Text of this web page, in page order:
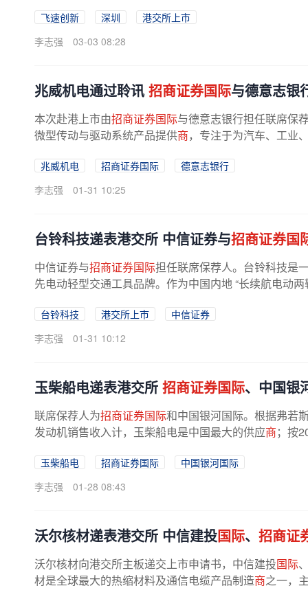
飞速创新 深圳
港交所上市
李志强
03-03 08:28
兆威机电通过聆讯招商证券国际与德意志银
本次赴港上市由招商证券国际与德意志银行担任联席保
微型传动与驱动系统产品提供商，专注于为汽车、工业
兆威机电 招商证券国际
德意志银行
李志强
01-31 10:25
台铃科技递表港交所 中信证券与招商证券国
中信证券与招商证券国际担任联席保荐人。台铃科技是
先电动轻型交通工具品牌。作为中国内地 “长续航电动
台铃科技 港交所上市
中信证券
李志强
01-31 10:12
玉柴船电递表港交所 招商证券国际、中国银
联席保荐人为招商证券国际和中国银河国际。根据弗若
发动机销售收入计，玉柴船电是中国最大的供应商；按
玉柴船电 招商证券国际
中国银河国际
李志强
01-28 08:43
沃尔核材递表港交所 中信建投国际、 招商证
沃尔核材向港交所主板递交上市申请书，中信建投国际
材是全球最大的热缩材料及通信电缆产品制造商之一，